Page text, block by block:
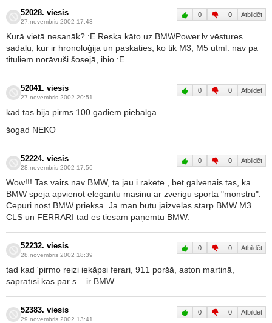
52028. viesis
27.novembris 2002 17:43
0 0 Atbildēt
Kurā vietā nesanāk? :E Reska kāto uz BMWPower.lv vēstures
sadaļu, kur ir hronoloģija un paskaties, ko tik M3, M5 utml. nav pa
tituliem norāvuši šosejā, ibio :E
52041. viesis
27.novembris 2002 20:51
0 0 Atbildēt
kad tas bija pirms 100 gadiem piebalgā
šogad NEKO
52224. viesis
28.novembris 2002 17:56
0 0 Atbildēt
Wow!!! Tas vairs nav BMW, ta jau i rakete , bet galvenais tas, ka
BMW speja apvienot elegantu masinu ar zverigu sporta "monstru".
Cepuri nost BMW prieksa. Ja man butu jaizvelas starp BMW M3
CLS un FERRARI tad es tiesam paņemtu BMW.
52232. viesis
28.novembris 2002 18:39
0 0 Atbildēt
tad kad 'pirmo reizi iekāpsi ferari, 911 poršā, aston martinā,
sapratīsi kas par s... ir BMW
52383. viesis
29.novembris 2002 13:41
0 0 Atbildēt